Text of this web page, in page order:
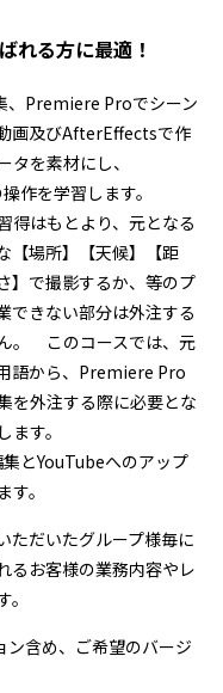
る方に最適！
、Premiere Proでシーン
画及びAfterEffectsで作
を素材にし、
作を学習します。
得はもとより、元となる
【場所】【天候】【距
】で撮影するか、等のプ
できない部分は外注する
。 このコースでは、元
語から、Premiere Pro
を外注する際に必要とな
す。
とYouTubeへのアップ
。
ただいたグループ様毎に
るお客様の業務内容やレ
含め、ご希望のバージ